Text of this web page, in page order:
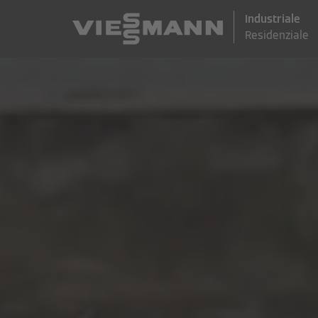
Industriale
Residenziale
Industriale
Residenziale